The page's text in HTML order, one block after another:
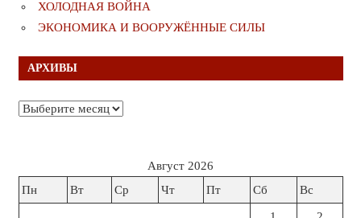
ХОЛОДНАЯ ВОЙНА
ЭКОНОМИКА И ВООРУЖЁННЫЕ СИЛЫ
АРХИВЫ
Архивы
Август 2026
Пн
Вт Ср Чт Пт Сб Вс